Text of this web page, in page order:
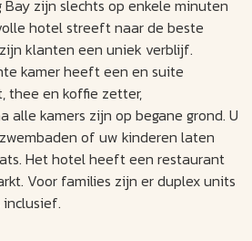
zijn slechts op enkele minuten
hotel streeft naar de beste
klanten een uniek verblijf.
kamer heeft een en suite
thee en koffie zetter,
alle kamers zijn op begane grond. U
of uw kinderen laten
Het hotel heeft een restaurant
Voor families zijn er duplex units